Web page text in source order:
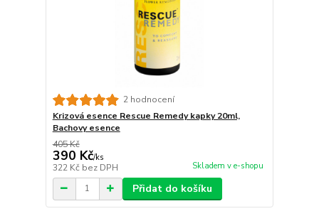
2 hodnocení
Krizová esence Rescue Remedy kapky 20ml,
Bachovy esence
405 Kč
390 Kč/ks
322 Kč bez DPH Skladem v e-shopu
Přidat do košíku